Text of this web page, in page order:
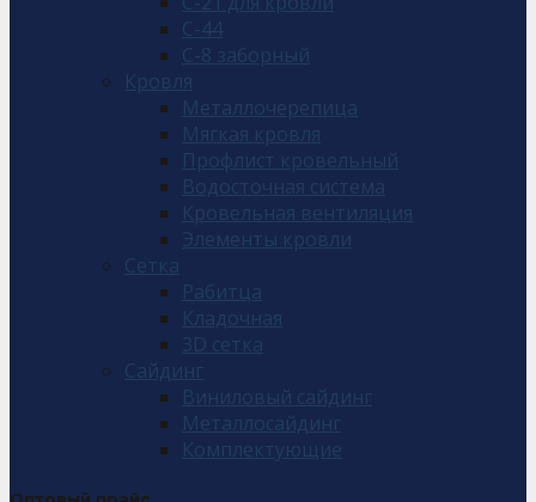
С-44
С-8 заборный
Кровля
Металлочерепица
Мягкая кровля
Профлист кровельный
Водосточная система
Кровельная вентиляция
Элементы кровли
Сетка
Рабитца
Кладочная
3D сетка
Сайдинг
Виниловый сайдинг
Металлосайдинг
Комплектующие